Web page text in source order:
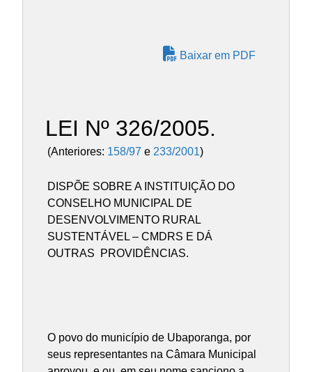
Baixar em PDF
LEI Nº 326/2005.
(Anteriores: 158/97 e 233/2001)
DISPÕE SOBRE A INSTITUIÇÃO DO
CONSELHO MUNICIPAL DE
DESENVOLVIMENTO RURAL
SUSTENTÁVEL – CMDRS E DÁ
OUTRAS PROVIDÊNCIAS.
O povo do município de Ubaporanga, por
seus representantes na Câmara Municipal